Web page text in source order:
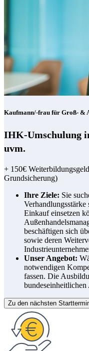
Kaufmann/-frau für Groß- &
IHK-Umschulung
uvm.
+ 150€
Grundsicherung)
Ihre Ziele: Sie
Einkauf einsetzen
beschäftigen sich
sowie deren
Unser Angebot:
notwendigen
fassen. Die
Zu den nächsten